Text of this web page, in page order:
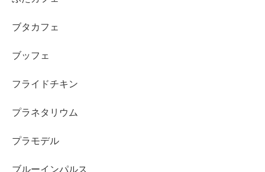
ブタカフェ
ブッフェ
フライドチキン
プラネタリウム
プラモデル
ブルーインパルス